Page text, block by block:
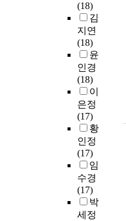
(18)
김
지연
(18)
윤
인경
(18)
이
은정
(17)
황
인정
(17)
임
수경
(17)
박
세정